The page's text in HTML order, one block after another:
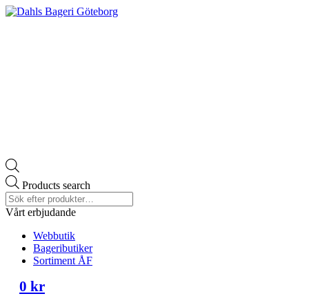
Products search
Vårt erbjudande
Webbutik
Bageributiker
Sortiment ÅF
0 kr